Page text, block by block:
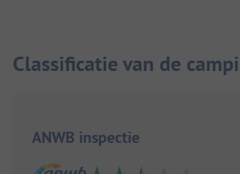
Classificatie van de
ANWB inspectie